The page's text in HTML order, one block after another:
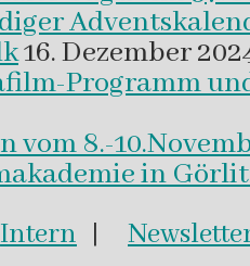
16. Dezember
Programm
vom 8.-
in
Intern |